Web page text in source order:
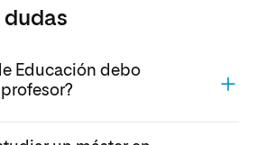
dudas
Educación debo